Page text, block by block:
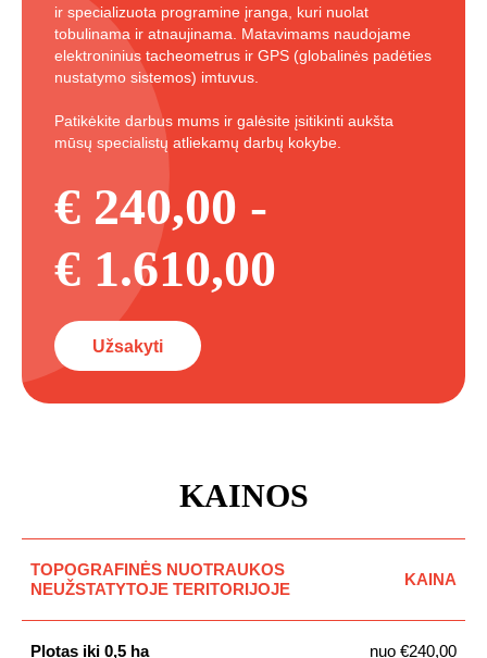
ir specializuota programine įranga, kuri nuolat
tobulinama ir atnaujinama. Matavimams naudojame
elektroninius tacheometrus ir GPS (globalinės padėties
nustatymo sistemos) imtuvus.
Patikėkite darbus mums ir galėsite įsitikinti aukšta
mūsų specialistų atliekamų darbų kokybe.
€ 240,00 -
€ 1.610,00
Užsakyti
KAINOS
TOPOGRAFINĖS NUOTRAUKOS
NEUŽSTATYTOJE TERITORIJOJE
KAINA
Plotas iki 0,5 ha nuo €240,00